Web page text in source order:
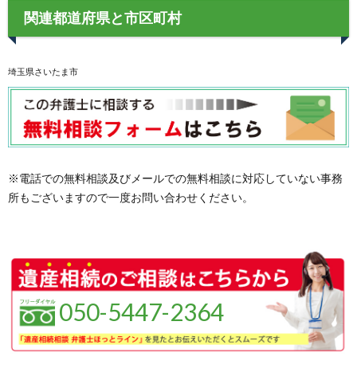
関連都道府県と市区町村
埼玉県さいたま市
※電話での無料相談及びメールでの無料相談に対応していない事務
所もございますので一度お問い合わせください。
050-5447-2364